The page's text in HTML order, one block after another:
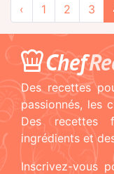
‹
1 2 3
Chef
Des recettes
passionnés, les
Des recettes
ingrédients et
Inscrivez-vous